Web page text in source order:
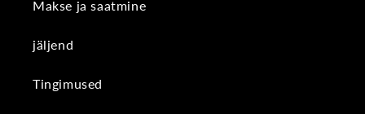
Makse ja saatmine
jäljend
Tingimused